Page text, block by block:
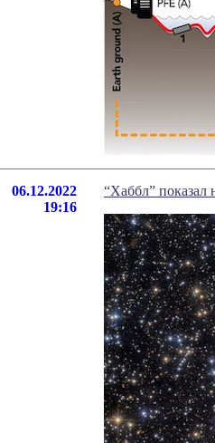
06.12.2022
19:16
“Хаббл” показал